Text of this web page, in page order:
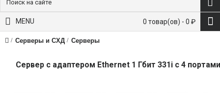
0 товар(ов) - 0 ₽
MENU
Серверы и СХД Серверы
Сервер с адаптером Ethernet 1 Гбит 331i с 4